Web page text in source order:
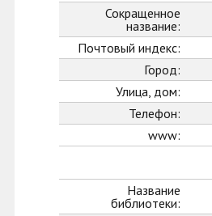
Сокращенное
название:
Почтовый индекс:
Город:
Улица, дом:
Телефон:
www:
Название
библиотеки: